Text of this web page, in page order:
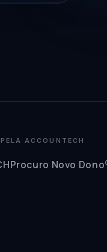
ACCOUNTECH
Procuro Novo